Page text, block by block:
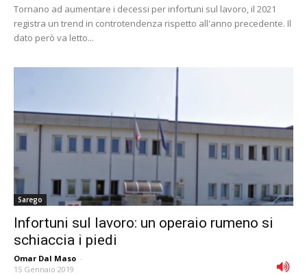
Tornano ad aumentare i decessi per infortuni sul lavoro, il 2021
registra un trend in controtendenza rispetto all'anno precedente. Il
dato però va letto...
Sarego
Infortuni sul lavoro: un operaio rumeno si
schiaccia i piedi
Omar Dal Maso -
15 Gennaio 2019